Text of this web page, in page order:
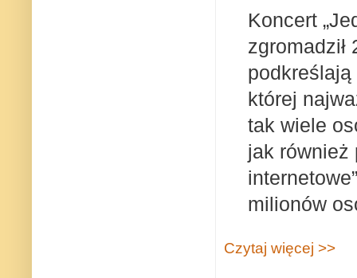
Koncert
podkreślają
której
tak wiele
jak również
milionów
Czytaj więcej >>